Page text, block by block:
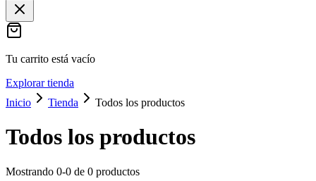
Tu carrito está vacío
Explorar tienda
Inicio
Tienda Todos los productos
Todos los productos
Mostrando 0-0 de 0 productos